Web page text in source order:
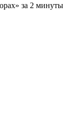
за 2 минуты